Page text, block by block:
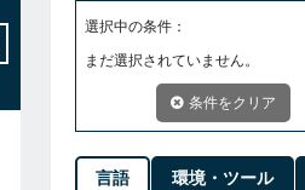
選択中の条件：
まだ選択されていません。
条件をクリア
言語 環境・ツール